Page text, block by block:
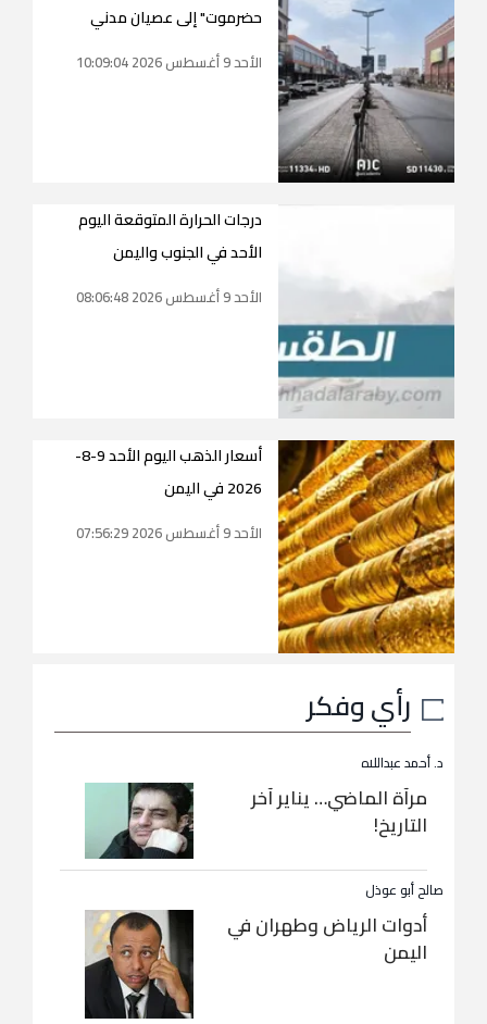
حضرموت" إلى عصيان مدني
الأحد 9 أغسطس 2026 10:09:04
درجات الحرارة المتوقعة اليوم
الأحد في الجنوب واليمن
الأحد 9 أغسطس 2026 08:06:48
أسعار الذهب اليوم الأحد 9-8-
2026 في اليمن
الأحد 9 أغسطس 2026 07:56:29
رأي وفكر
د. أحمد عبداللاه
مرآة الماضي… يناير آخر
التاريخ!
صالح أبو عوذل
أدوات الرياض وطهران في
اليمن